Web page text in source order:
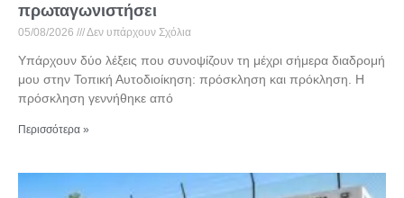
πρωταγωνιστήσει
05/08/2026 Δεν υπάρχουν Σχόλια
Υπάρχουν δύο λέξεις που συνοψίζουν τη μέχρι σήμερα διαδρομή
μου στην Τοπική Αυτοδιοίκηση: πρόσκληση και πρόκληση. Η
πρόσκληση γεννήθηκε από
Περισσότερα »